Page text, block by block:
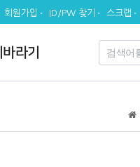
회원가입 ID/PW 찾기 스크랩
라기